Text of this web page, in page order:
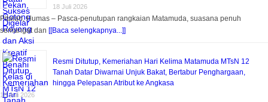
18 Juli 2026
Pitalah, Humas – Pasca-penutupan rangkaian Matamuda, suasana penuh
semangat dan [[Baca selengkapnya...]]
Resmi Ditutup, Kemeriahan Hari Kelima Matamuda MTsN 12
Tanah Datar Diwarnai Unjuk Bakat, Bertabur Penghargaan,
hingga Pelepasan Atribut ke Angkasa
18 Juli 2026